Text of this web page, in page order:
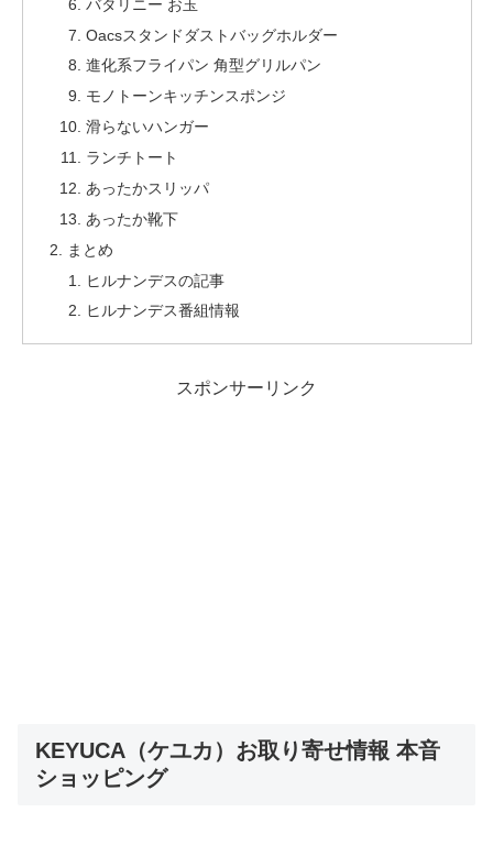
バタリニー お玉
Oacsスタンドダストバッグホルダー
進化系フライパン 角型グリルパン
モノトーンキッチンスポンジ
滑らないハンガー
ランチトート
あったかスリッパ
あったか靴下
まとめ
ヒルナンデスの記事
ヒルナンデス番組情報
スポンサーリンク
KEYUCA（ケユカ）お取り寄せ情報 本音
ショッピング